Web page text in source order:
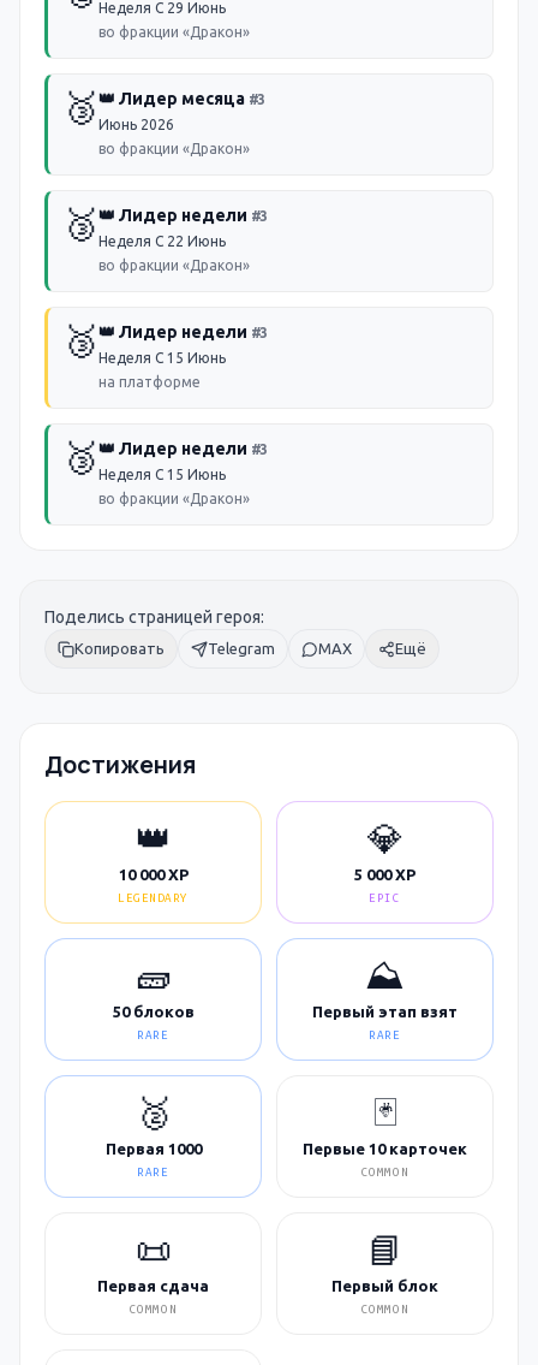
Неделя С 29 Июнь
во фракции «Дракон»
🥉👑 Лидер месяца #3
Июнь 2026
во фракции «Дракон»
🥉👑 Лидер недели #3
Неделя С 22 Июнь
во фракции «Дракон»
🥉👑 Лидер недели #3
Неделя С 15 Июнь
на платформе
🥉👑 Лидер недели #3
Неделя С 15 Июнь
во фракции «Дракон»
Поделись страницей героя:
Копировать Telegram MAX Ещё
Достижения
👑
10 000 XP
LEGENDARY
💎
5 000 XP
EPIC
🧱
50 блоков
RARE
⛰️
Первый этап взят
RARE
🥈
Первая 1000
RARE
🃏
Первые 10 карточек
COMMON
📜
Первая сдача
COMMON
📘
Первый блок
COMMON